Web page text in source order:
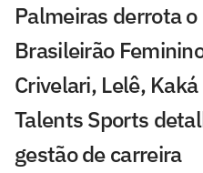
Palmeiras derrota
Brasileirão
Crivelari, Lelê,
Talents Sports
gestão de carreira